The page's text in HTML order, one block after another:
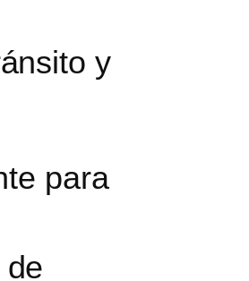
y
para